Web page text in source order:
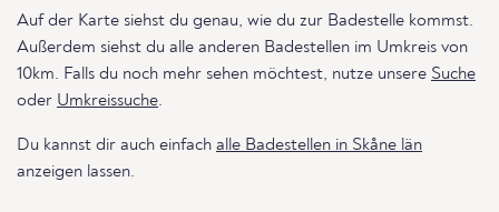
Auf der Karte siehst du genau, wie du zur Badestelle kommst.
Außerdem siehst du alle anderen Badestellen im Umkreis von
10km. Falls du noch mehr sehen möchtest, nutze unsere Suche
oder Umkreissuche.
Du kannst dir auch einfach alle Badestellen in Skåne län
anzeigen lassen.